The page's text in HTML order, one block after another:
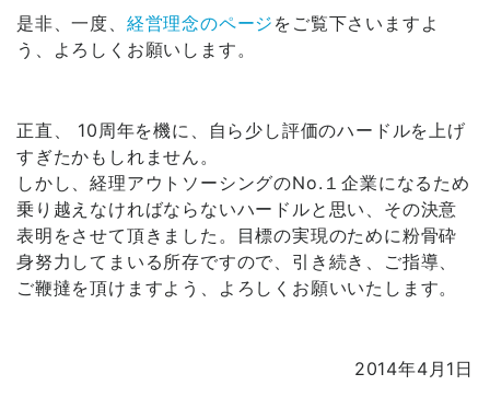
是非、一度、 経営理念のページ をご覧下さいますよ
う、よろしくお願いします。
正直、 10周年を機に、自ら少し評価のハードルを上げ
すぎたかもしれません。
しかし、経理アウトソーシングのNo.１企業になるため
乗り越えなければならないハードルと思い、その決意
表明をさせて頂きました。目標の実現のために粉骨砕
身努力してまいる所存ですので、引き続き、ご指導、
ご鞭撻を頂けますよう、よろしくお願いいたします。
2014年4月1日